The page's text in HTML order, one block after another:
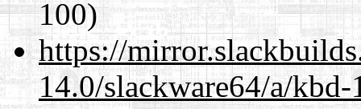
100)
https://
14.0/slackware64/a/